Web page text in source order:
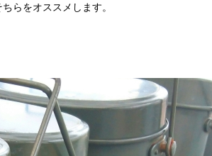
らをオススメします。